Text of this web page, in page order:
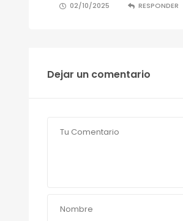
02/10/2025 RESPONDER
Dejar un comentario